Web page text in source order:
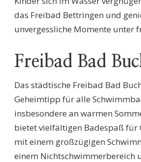
das Freibad Bettringen und
unvergessliche Momente unter
Freibad Bad
Das städtische Freibad Bad
Geheimtipp für alle
insbesondere an warmen
bietet vielfältigen Badespaß für
mit einem großzügigen
einem Nichtschwimmerbereich